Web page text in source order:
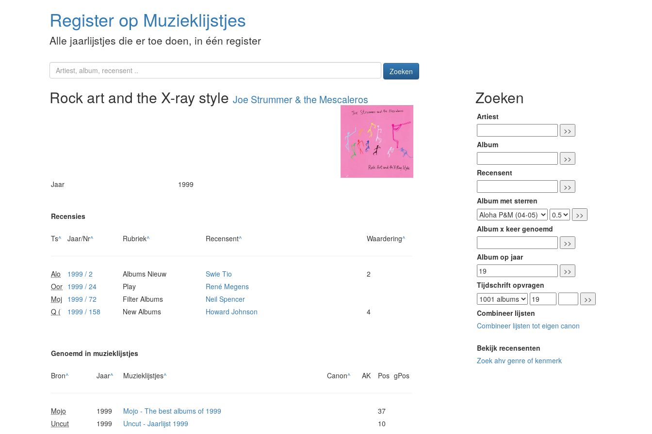
Register op Muzieklijstjes
Alle jaarlijstjes die er toe doen, in één register
Zoeken
Rock art and the X-ray style Joe Strummer & the Mescaleros
Jaar 1999
Recensies
Ts^ Jaar/Nr^ Rubriek^ Recensent^ Waardering^
Alo 1999 / 2 Albums Nieuw Swie Tio
2
Oor 1999 / 24 Play
René Megens
Moj 1999 / 72 Filter Albums
Neil Spencer
Q (
1999 / 158 New Albums Howard Johnson 4
Genoemd in muzieklijstjes
Bron^ Jaar^ Muzieklijstjes^ Canon^ AK Pos gPos
Mojo 1999 Mojo - The best albums of 1999
37
Uncut
1999 Uncut - Jaarlijst 1999 10
Zoeken
Artiest
Album
Recensent
Album met sterren
Album x keer genoemd
Album op jaar
Tijdschrift opvragen
Combineer lijsten
Combineer lijsten tot eigen canon
Bekijk recensenten
Zoek ahv genre of kenmerk